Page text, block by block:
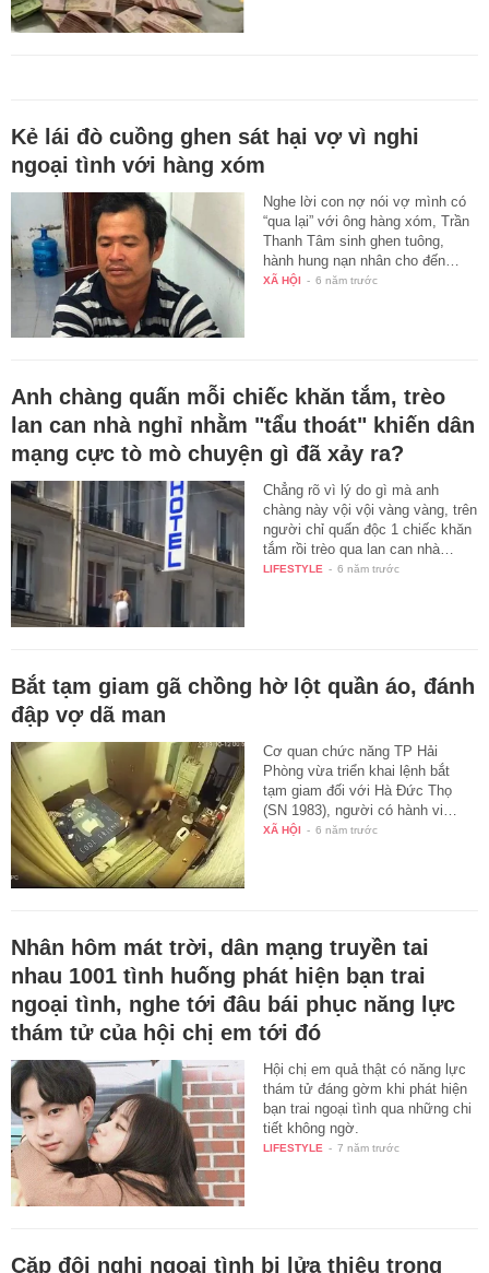
Kẻ lái đò cuồng ghen sát hại vợ vì nghi
ngoại tình với hàng xóm
Nghe lời con nợ nói vợ mình có
“qua lại” với ông hàng xóm, Trần
Thanh Tâm sinh ghen tuông,
hành hung nạn nhân cho đến…
XÃ HỘI - 6 năm trước
Anh chàng quấn mỗi chiếc khăn tắm, trèo
lan can nhà nghỉ nhằm "tẩu thoát" khiến dân
mạng cực tò mò chuyện gì đã xảy ra?
Chẳng rõ vì lý do gì mà anh
chàng này vội vội vàng vàng, trên
người chỉ quấn độc 1 chiếc khăn
tắm rồi trèo qua lan can nhà…
LIFESTYLE - 6 năm trước
Bắt tạm giam gã chồng hờ lột quần áo, đánh
đập vợ dã man
Cơ quan chức năng TP Hải
Phòng vừa triển khai lệnh bắt
tạm giam đối với Hà Đức Thọ
(SN 1983), người có hành vi…
XÃ HỘI - 6 năm trước
Nhân hôm mát trời, dân mạng truyền tai
nhau 1001 tình huống phát hiện bạn trai
ngoại tình, nghe tới đâu bái phục năng lực
thám tử của hội chị em tới đó
Hội chị em quả thật có năng lực
thám tử đáng gờm khi phát hiện
bạn trai ngoại tình qua những chi
tiết không ngờ.
LIFESTYLE - 7 năm trước
Cặp đôi nghi ngoại tình bị lửa thiêu trong